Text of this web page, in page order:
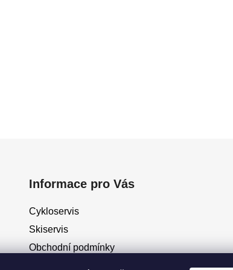
Informace pro Vás
Cykloservis
Skiservis
Obchodní podmínky